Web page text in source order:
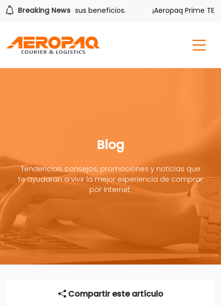
Breaking News
también tiene sus beneficios. ¡Aeropaq Prime TE DA
Blog
Tendencias, consejos, promociones y noticias que
te ayudaran a vivir la mejor experiencia de comprar
por internet.
Compartir este artículo